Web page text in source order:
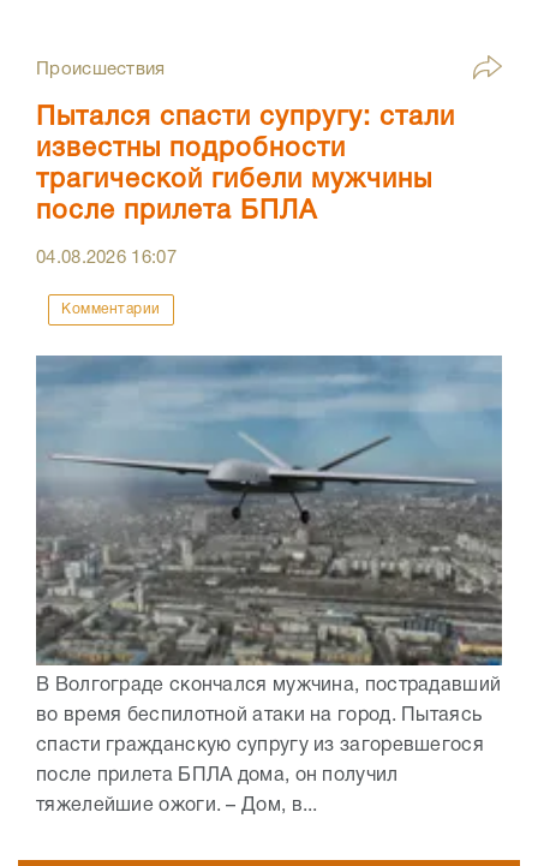
Происшествия
Пытался спасти супругу: стали
известны подробности
трагической гибели мужчины
после прилета БПЛА
04.08.2026 16:07
Комментарии
В Волгограде скончался мужчина, пострадавший
во время беспилотной атаки на город. Пытаясь
спасти гражданскую супругу из загоревшегося
после прилета БПЛА дома, он получил
тяжелейшие ожоги. – Дом, в...